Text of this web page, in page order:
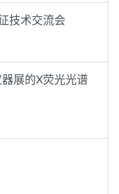
技术交流会
展的X荧光光谱